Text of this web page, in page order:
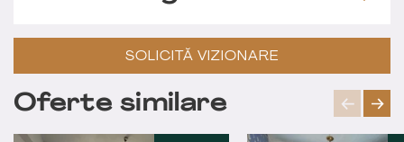
SOLICITĂ VIZIONARE
Oferte similare